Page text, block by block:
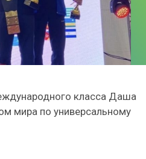
класса Даша
мира по универсальному